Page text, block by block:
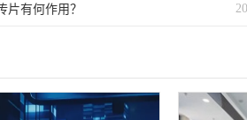
片有何作用？